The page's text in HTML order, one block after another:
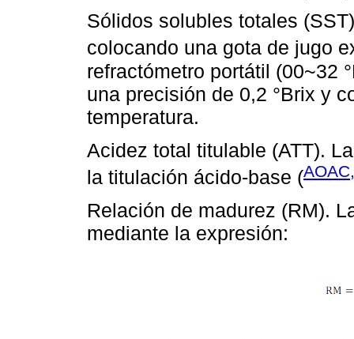
Sólidos solubles totales
colocando una gota de jugo
refractómetro portátil (00~32
una precisión de 0,2 °Brix y
temperatura.
Acidez total titulable (ATT).
la titulación ácido-base (
Relación de madurez (RM).
mediante la expresión: